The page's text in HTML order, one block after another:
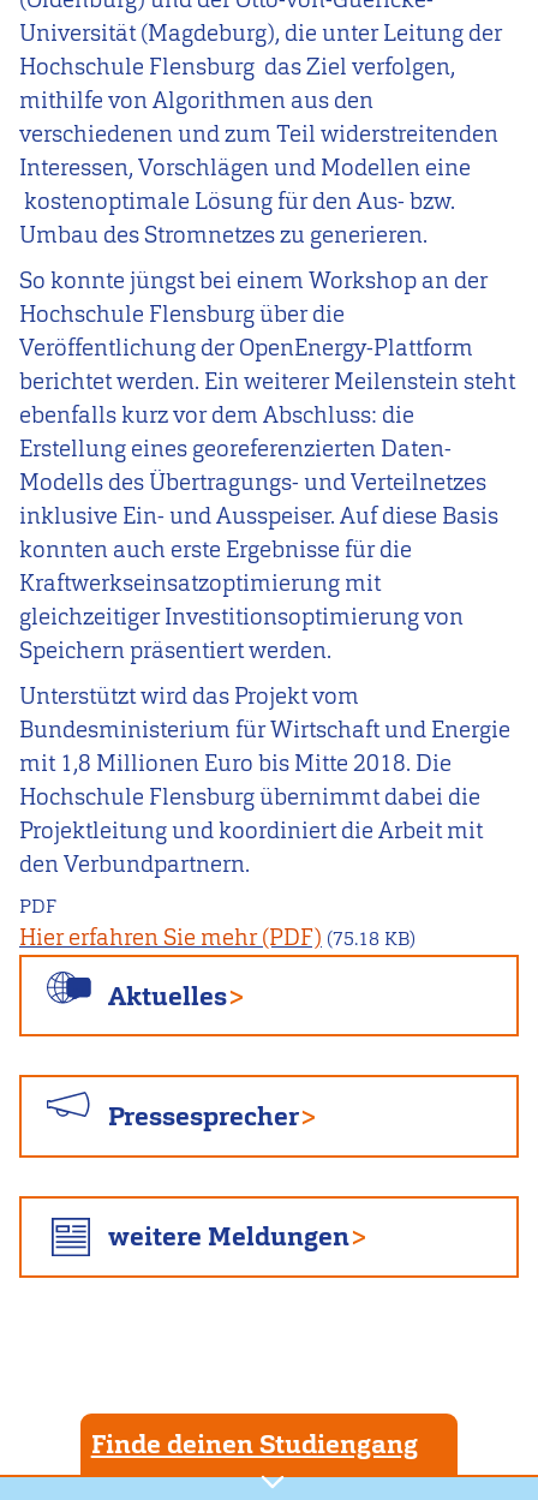
Universität (Magdeburg), die unter Leitung der
Hochschule Flensburg das Ziel verfolgen,
mithilfe von Algorithmen aus den
verschiedenen und zum Teil widerstreitenden
Interessen, Vorschlägen und Modellen eine
kostenoptimale Lösung für den Aus- bzw.
Umbau des Stromnetzes zu generieren.
So konnte jüngst bei einem Workshop an der
Hochschule Flensburg über die
Veröffentlichung der OpenEnergy-Plattform
berichtet werden. Ein weiterer Meilenstein steht
ebenfalls kurz vor dem Abschluss: die
Erstellung eines georeferenzierten Daten-
Modells des Übertragungs- und Verteilnetzes
inklusive Ein- und Ausspeiser. Auf diese Basis
konnten auch erste Ergebnisse für die
Kraftwerkseinsatzoptimierung mit
gleichzeitiger Investitionsoptimierung von
Speichern präsentiert werden.
Unterstützt wird das Projekt vom
Bundesministerium für Wirtschaft und Energie
mit 1,8 Millionen Euro bis Mitte 2018. Die
Hochschule Flensburg übernimmt dabei die
Projektleitung und koordiniert die Arbeit mit
den Verbundpartnern.
PDF
Hier erfahren Sie mehr (75.18 KB)
Aktuelles
Pressesprecher
weitere Meldungen
Finde deinen Studiengang